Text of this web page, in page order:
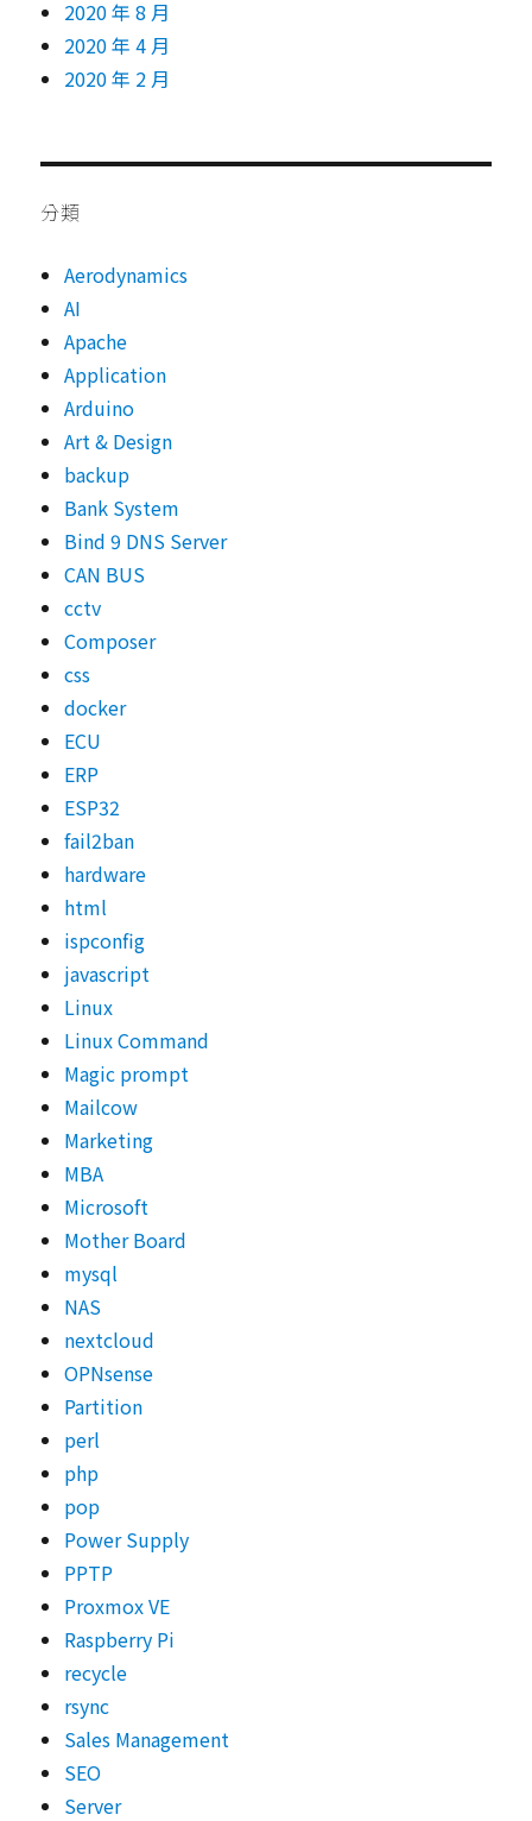
2020 年 8 月
2020 年 4 月
2020 年 2 月
分類
Aerodynamics
AI
Apache
Application
Arduino
Art & Design
backup
Bank System
Bind 9 DNS Server
CAN BUS
cctv
Composer
css
docker
ECU
ERP
ESP32
fail2ban
hardware
html
ispconfig
javascript
Linux
Linux Command
Magic prompt
Mailcow
Marketing
MBA
Microsoft
Mother Board
mysql
NAS
nextcloud
OPNsense
Partition
perl
php
pop
Power Supply
PPTP
Proxmox VE
Raspberry Pi
recycle
rsync
Sales Management
SEO
Server